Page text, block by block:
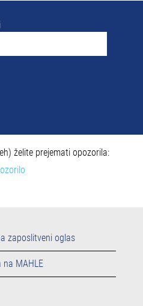
želite prejemati opozorila:
zaposlitveni oglas
na MAHLE